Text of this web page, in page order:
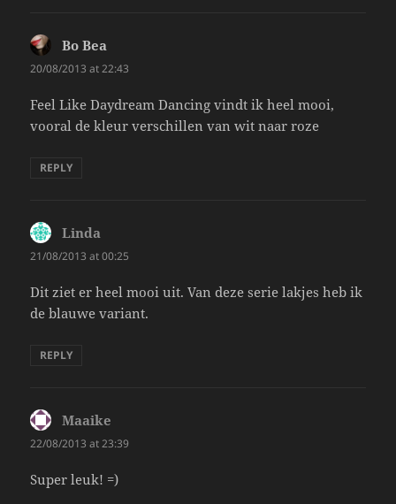
Bo Bea
20/08/2013 at 22:43
Feel Like Daydream Dancing vindt ik heel mooi,
vooral de kleur verschillen van wit naar roze
REPLY
Linda
21/08/2013 at 00:25
Dit ziet er heel mooi uit. Van deze serie lakjes heb ik
de blauwe variant.
REPLY
Maaike
22/08/2013 at 23:39
Super leuk! =)